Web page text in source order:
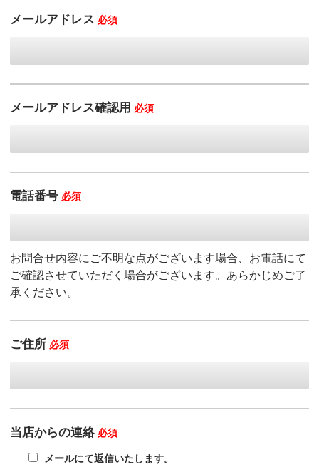
メールアドレス 必須
メールアドレス確認用 必須
電話番号 必須
お問合せ内容にご不明な点がございます場合、お電話にて
ご確認させていただく場合がございます。あらかじめご了
承ください。
ご住所 必須
当店からの連絡 必須
メールにて返信いたします。